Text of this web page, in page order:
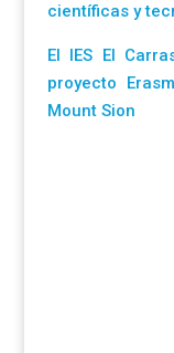
científicas y
El IES El
proyecto
Mount Sion